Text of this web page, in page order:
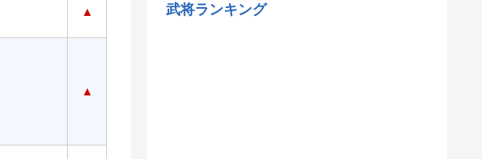
▲
▲
武将ランキング